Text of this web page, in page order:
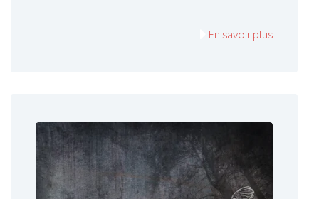
En savoir plus